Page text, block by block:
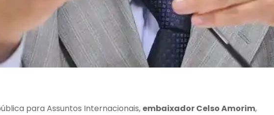
para Assuntos Internacionais, embaixador Celso Amorim,